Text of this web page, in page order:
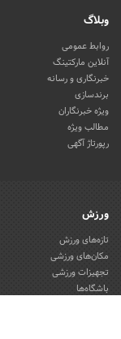
وبلاگ
روابط عمومی
آنلاین مارکتینگ
خبرنگاری و رسانه
برندسازی
ویژه خبرنگاران
مطالب ویژه
رپورتاژ آگهی
ورزش
تازه‌های ورزش
مکان‌های ورزشی
تجهیزات ورزشی
باشگاه‌ها